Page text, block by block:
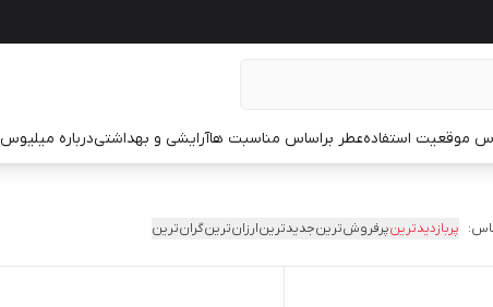
موقعیت استفادهعطر براساس مناسبت هاآرایشی و بهداشتیدرباره میلیوس
پربازدیدترینپرفروش‌ترینجدیدترینارزان‌ترینگران‌ترین